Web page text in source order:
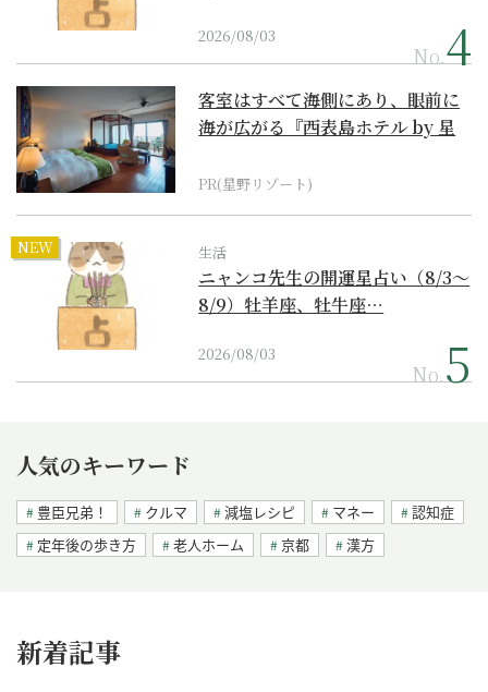
2026/08/03
No.
客室はすべて海側にあり、眼前に
海が広がる『西表島ホテル by 星
PR(星野リゾート)
NEW 生活
ニャンコ先生の開運星占い（8/3～
8/9）牡羊座、牡牛座…
2026/08/03
No.
人気のキーワード
豊臣兄弟！ クルマ 減塩レシピ マネー
認知症
定年後の歩き方
老人ホーム 京都 漢方
新着記事